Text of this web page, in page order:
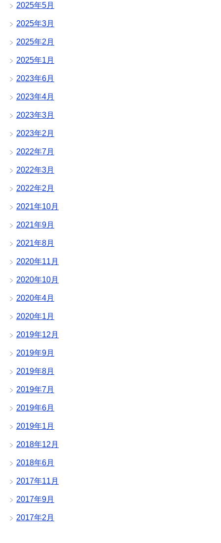
2025年5月
2025年3月
2025年2月
2025年1月
2023年6月
2023年4月
2023年3月
2023年2月
2022年7月
2022年3月
2022年2月
2021年10月
2021年9月
2021年8月
2020年11月
2020年10月
2020年4月
2020年1月
2019年12月
2019年9月
2019年8月
2019年7月
2019年6月
2019年1月
2018年12月
2018年6月
2017年11月
2017年9月
2017年2月